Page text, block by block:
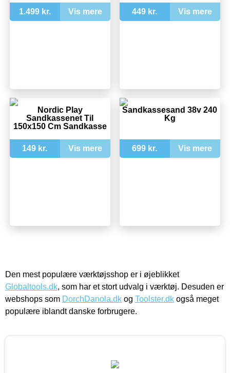
1.499 kr. Vis mere 449 kr. Vis mere
Nordic Play
Sandkassenet Til
150x150 Cm Sandkasse
149 kr. Vis mere
Sandkassesand 38v 240
Kg
699 kr. Vis mere
Den mest populære værktøjsshop er i øjeblikket
Globaltools.dk, som har et stort udvalg i værktøj. Desuden er
webshops som DorchDanola.dk og Toolster.dk også meget
populære iblandt danske forbrugere.